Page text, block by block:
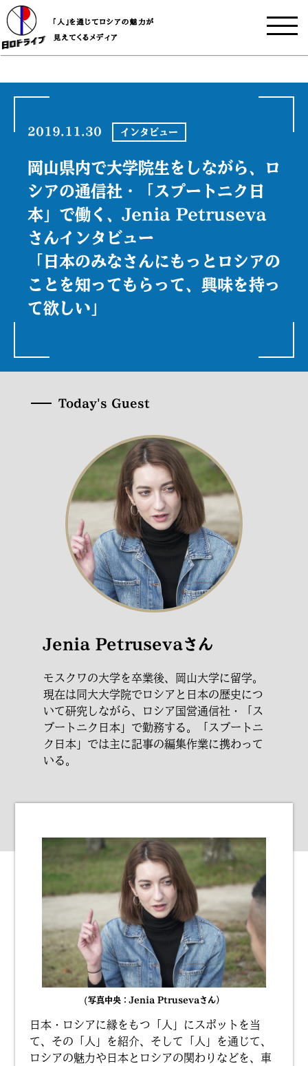
2019.11.30 インタビュー
岡山県内で大学院生をしながら、ロ
シアの通信社・「スプートニク日
本」で働く、Jenia Petruseva
さんインタビュー
「日本のみなさんにもっとロシアの
ことを知ってもらって、興味を持っ
て欲しい」
Today's Guest
Jenia Petrusevaさん
モスクワの大学を卒業後、岡山大学に留学。
現在は同大大学院でロシアと日本の歴史につ
いて研究しながら、ロシア国営通信社・「ス
プートニク日本」で勤務する。「スプートニ
ク日本」では主に記事の編集作業に携わって
いる。
(写真中央：Jenia Ptrusevaさん）
日本・ロシアに縁をもつ「人」にスポットを当
て、その「人」を紹介、そして「人」を通じて、
ロシアの魅力や日本とロシアの関わりなどを、車